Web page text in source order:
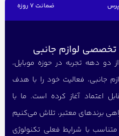
ضمانت 7 روزه
تخصصی لوازم جانبی
دو دهه تجربه در حوزه موبایل،
جانبی، فعالیت خود را با هدف
اعتماد آغاز کرده است. ما با
برندهای معتبر، تلاش می‌کنیم
متناسب با شرایط فعلی تکنولوژی